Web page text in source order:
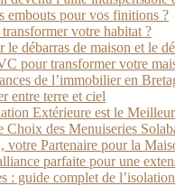
embouts pour vos finitions ?
votre habitat ?
débarras de maison et le
pour transformer votre
de l’immobilier en
entre terre et ciel
Extérieure est le
des Menuiseries
Partenaire pour la
parfaite pour une
: guide complet de